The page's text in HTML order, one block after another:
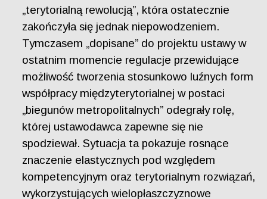
„terytorialną rewolucją”, która ostatecznie
zakończyła się jednak niepowodzeniem.
Tymczasem „dopisane” do projektu ustawy w
ostatnim momencie regulacje przewidujące
możliwość tworzenia stosunkowo luźnych form
współpracy międzyterytorialnej w postaci
„biegunów metropolitalnych” odegrały rolę,
której ustawodawca zapewne się nie
spodziewał. Sytuacja ta pokazuje rosnące
znaczenie elastycznych pod względem
kompetencyjnym oraz terytorialnym rozwiązań,
wykorzystujących wielopłaszczyznowe